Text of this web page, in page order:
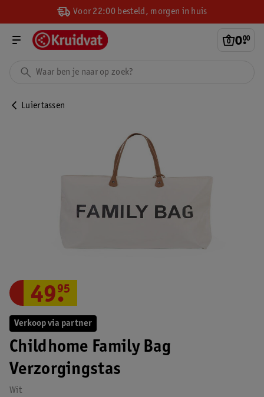
Voor 22:00 besteld, morgen in huis
0.
00
Luiertassen
Verkoop via partner
Childhome Family Bag
Verzorgingstas
Wit
49.
95